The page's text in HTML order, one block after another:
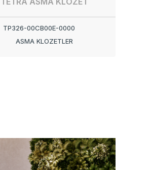
TP326-00CB00E-0000
ASMA KLOZETLER